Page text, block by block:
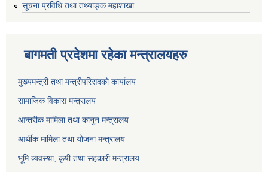
सूचना प्रविधि तथा तथ्याङ्क महाशाखा
बागमती प्रदेशमा रहेका मन्त्रालयहरु
मुख्यमन्त्री तथा मन्त्रीपरिसदको कार्यालय
सामाजिक विकास मन्त्रालय
आन्तरीक मामिला तथा कानुन मन्त्रालय
आर्थीक मामिला तथा योजना मन्त्रालय
भूमि व्यवस्था, कृषी तथा सहकारी मन्त्रालय